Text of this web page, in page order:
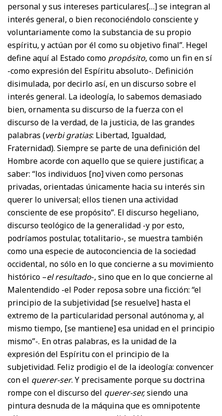
personal y sus intereses particulares[…] se integran al
interés general, o bien reconociéndolo consciente y
voluntariamente como la substancia de su propio
espíritu, y actúan por él como su objetivo final”. Hegel
define aquí al Estado como propósito, como un fin en sí
-como expresión del Espíritu absoluto-. Definición
disimulada, por decirlo así, en un discurso sobre el
interés general. La ideología, lo sabemos demasiado
bien, ornamenta su discurso de la fuerza con el
discurso de la verdad, de la justicia, de las grandes
palabras (verbi gratias: Libertad, Igualdad,
Fraternidad). Siempre se parte de una definición del
Hombre acorde con aquello que se quiere justificar, a
saber: “los individuos [no] viven como personas
privadas, orientadas únicamente hacia su interés sin
querer lo universal; ellos tienen una actividad
consciente de ese propósito”. El discurso hegeliano,
discurso teológico de la generalidad -y por esto,
podríamos postular, totalitario-, se muestra también
como una especie de autoconciencia de la sociedad
occidental, no sólo en lo que concierne a su movimiento
histórico –el resultado-, sino que en lo que concierne al
Malentendido -el Poder reposa sobre una ficción: “el
principio de la subjetividad [se resuelve] hasta el
extremo de la particularidad personal autónoma y, al
mismo tiempo, [se mantiene] esa unidad en el principio
mismo”-. En otras palabras, es la unidad de la
expresión del Espíritu con el principio de la
subjetividad. Feliz prodigio el de la ideología: convencer
con el querer-ser. Y precisamente porque su doctrina
rompe con el discurso del querer-ser,siendo una
pintura desnuda de la máquina que es omnipotente